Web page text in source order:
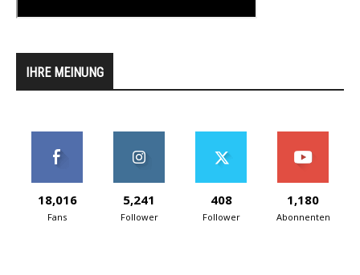
IHRE MEINUNG
18,016
Fans
5,241
Follower
408
Follower
1,180
Abonnenten